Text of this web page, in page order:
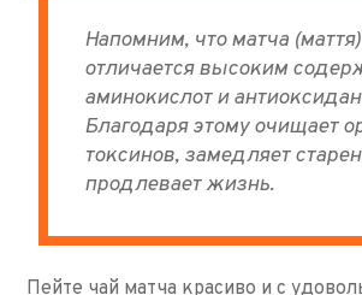
Напомним, что матча (маття)
отличается высоким
аминокислот и
Благодаря этому очищает
токсинов, замедляет
продлевает жизнь.
Пейте чай матча красиво и с